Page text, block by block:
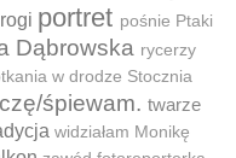
portret pośnie Ptaki
Dąbrowska rycerzy
w drodze Stocznia
śpiewam. twarze
widziałam Monikę